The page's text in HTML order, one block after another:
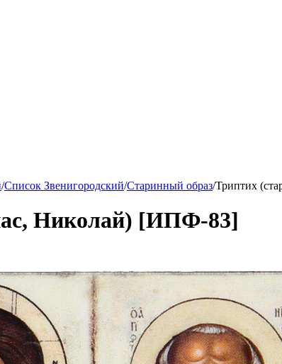
/Список Звенигородский/Старинный образ/Триптих
Николай) [ИПФ-83]